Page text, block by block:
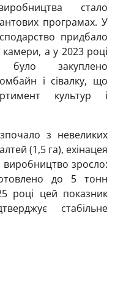
стало
програмах. У
придбало
а у 2023 році
закуплено
і сівалку, що
культур і
з невеликих
(1,5 га), ехінацея
виробництво зросло:
до 5 тонн
році цей показник
стабільне